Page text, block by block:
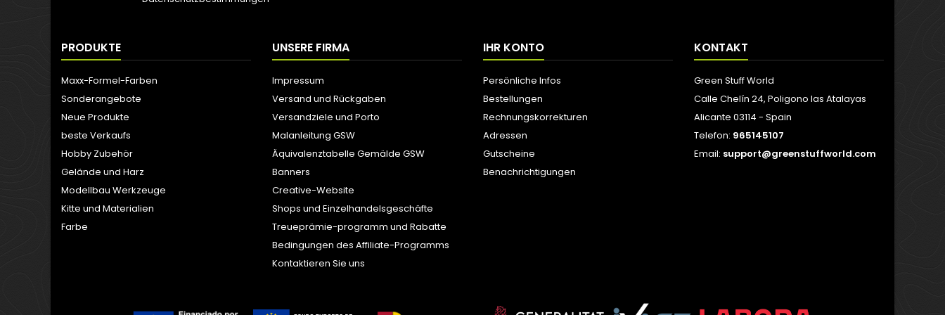
PRODUKTE
Maxx-Formel-Farben
Sonderangebote
Neue Produkte
beste Verkaufs
Hobby Zubehör
Gelände und Harz
Modellbau Werkzeuge
Kitte und Materialien
Farbe
UNSERE FIRMA
Impressum
Versand und Rückgaben
Versandziele und Porto
Malanleitung GSW
Äquivalenztabelle Gemälde GSW
Banners
Creative-Website
Shops und Einzelhandelsgeschäfte
Treueprämie-programm und Rabatte
Bedingungen des Affiliate-Programms
Kontaktieren Sie uns
IHR KONTO
Persönliche Infos
Bestellungen
Rechnungskorrekturen
Adressen
Gutscheine
Benachrichtigungen
KONTAKT
Green Stuff World
Calle Chelín 24, Poligono las Atalayas
Alicante 03114 - Spain
Telefon: 965145107
Email: support@greenstuffworld.com